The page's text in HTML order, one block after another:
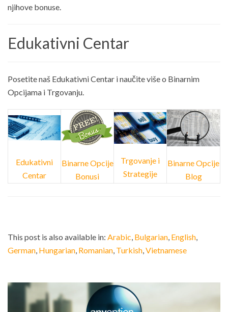
njihove bonuse.
Edukativni Centar
Posetite naš Edukativni Centar i naučite više o Binarnim
Opcijama i Trgovanju.
Edukativni
Centar
Binarne Opcije
Bonusi
Trgovanje i
Strategije
Binarne Opcije
Blog
This post is also available in: Arabic Bulgarian English
German Hungarian Romanian Turkish Vietnamese